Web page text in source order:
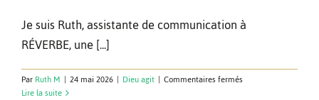
Je suis Ruth, assistante de communication à
RÉVERBE, une [...]
ParRuth M | 24 mai 2026 | Dieu agit | Commentaires ferméssur
Lire la suite